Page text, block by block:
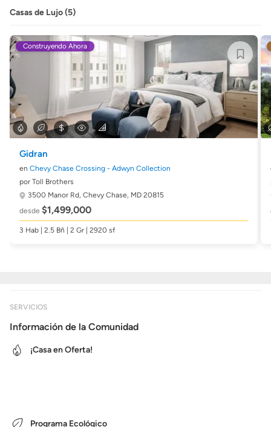
Casas de Lujo (5)
Construyendo Ahora
Gidran
en Chevy Chase Crossing - Adwyn Collection
por Toll Brothers
3500 Manor Rd, Chevy Chase, MD 20815
desde $1,499,000
3 Hab | 2.5 Bñ | 2 Gr | 2920 sf
SERVICIOS
Información de la Comunidad
¡Casa en Oferta!
Programa Ecológico